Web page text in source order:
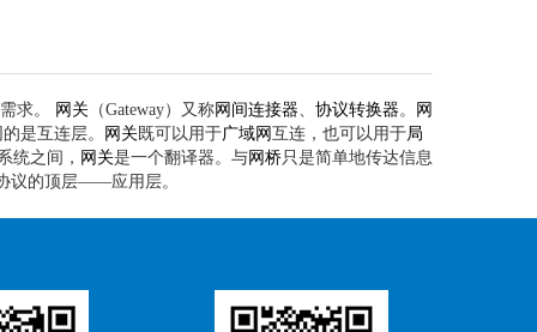
求。 网关 （Gateway）又称网间连接器、 协议转换器。
网
是互连层。
网关既可以用于广域网 互连，也可以用于局
统之间， 网关是一个翻译器。与网桥只是简单地传达信息
议的顶层——应用层。